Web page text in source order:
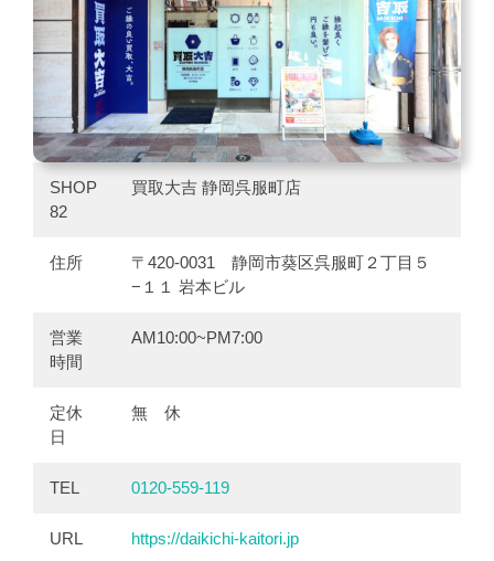
SHOP
82
買取大吉 静岡呉服町店
住所
〒420-0031 静岡市葵区呉服町２丁目５
−１１ 岩本ビル
営業
時間
AM10:00~PM7:00
定休
日
無 休
TEL 0120-559-119
URL https://daikichi-kaitori.jp